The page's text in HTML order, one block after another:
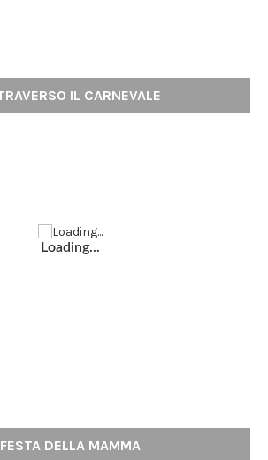
IL CARNEVALE
Loading...
FESTA DELLA MAMMA